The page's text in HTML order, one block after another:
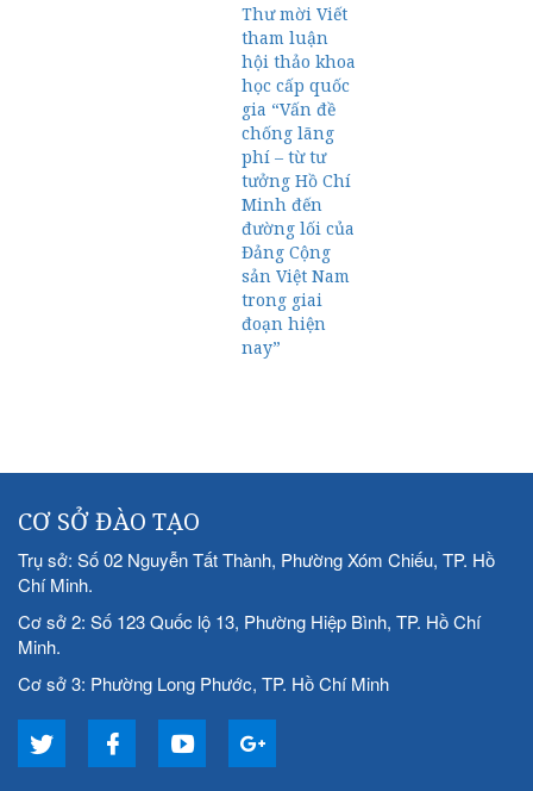
Thư mời Viết
tham luận
hội thảo khoa
học cấp quốc
gia “Vấn đề
chống lãng
phí – từ tư
tưởng Hồ Chí
Minh đến
đường lối của
Đảng Cộng
sản Việt Nam
trong giai
đoạn hiện
nay”
CƠ SỞ ĐÀO TẠO
Trụ sở: Số 02 Nguyễn Tất Thành, Phường Xóm Chiếu, TP. Hồ
Chí Minh.
Cơ sở 2: Số 123 Quốc lộ 13, Phường Hiệp Bình, TP. Hồ Chí
Minh.
Cơ sở 3: Phường Long Phước, TP. Hồ Chí Minh